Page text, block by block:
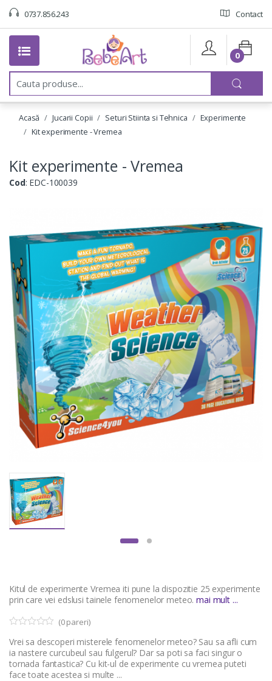
0737.856.243 Contact
C
u
0
Acasă Jucarii Copii Seturi Stiinta si Tehnica
Experimente
Kit experimente - Vremea
Kit experimente - Vremea
Cod: EDC-100039
Kitul de experimente Vremea iti pune la dispozitie 25 experimente
prin care vei edslusi tainele fenomenelor meteo.mai mult ...
o
u
t
o
f
(0pareri)
Vrei sa descoperi misterele fenomenelor meteo? Sau sa afli cum
ia nastere curcubeul sau fulgerul? Dar sa poti sa faci singur o
tornada fantastica? Cu kit-ul de experimente cu vremea puteti
face toate acestea si multe ...